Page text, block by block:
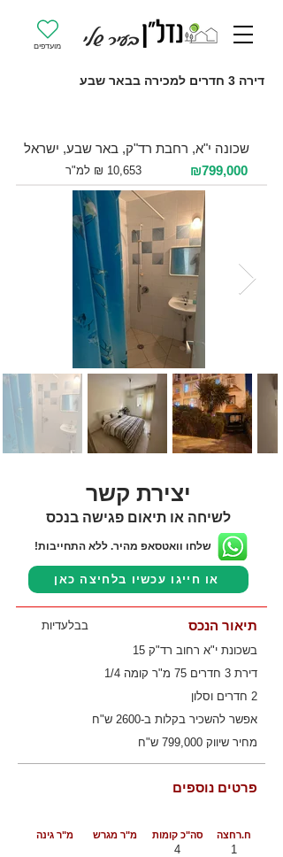
מועדפים
דירה 3 חדרים למכירה בבאר שבע
שכונה י"א, רחבת רד"ק, באר שבע, ישראל
₪799,000
יצירת קשר
לשיחה או תיאום פגישה בנכס
שלחו וואטסאפ מהיר. ללא התחייבות!
או חייגו עכשיו בלחיצה כאן
בבלעדיות תיאור הנכס
בשכונת י"א רחוב רד"ק 15
דירת 3 חדרים 75 מ"ר קומה 1/4
2 חדרים וסלון
אפשר להשכיר בקלות ב-2600 ש"ח
מחיר שיווק 799,000 ש"ח
פרטים נוספים
סה"כ קומות מ"ר גינה מ"ר מגרש ח.רחצה
4 1